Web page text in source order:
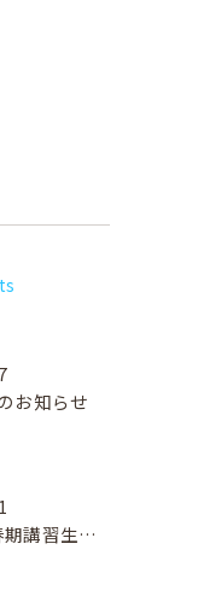
お知らせ
新年度生、春期講習生 受付中！